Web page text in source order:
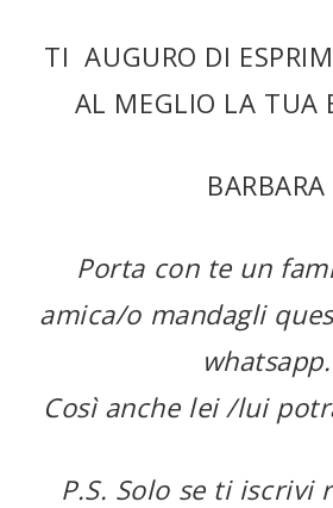
TI AUGURO DI
AL MEGLIO LA TUA
BARBARA
Porta con te un
amica/o mandagli
whatsapp.
Così anche lei /lui
P.S. Solo se ti iscrivi